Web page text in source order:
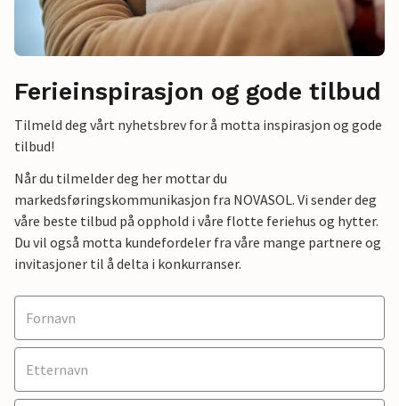
Ferieinspirasjon og gode tilbud
Tilmeld deg vårt nyhetsbrev for å motta inspirasjon og gode
tilbud!
Når du tilmelder deg her mottar du
markedsføringskommunikasjon fra NOVASOL. Vi sender deg
våre beste tilbud på opphold i våre flotte feriehus og hytter.
Du vil også motta kundefordeler fra våre mange partnere og
invitasjoner til å delta i konkurranser.